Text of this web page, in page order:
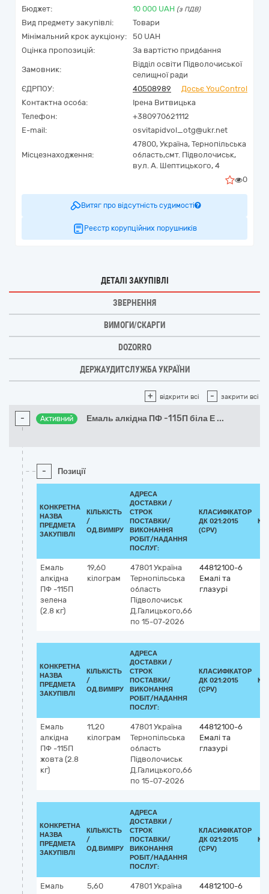
Бюджет: 10 000 UAH (з ПДВ)
Вид предмету закупівлі:
Товари
Мінімальний крок аукціону:
50 UAH
Оцінка пропозицій:
За вартістю придбання
Замовник:
Відділ освіти Підволочиської
селищної ради
ЄДРПОУ:
40508989
Досьє YouControl
Контактна особа:
Ірена Витвицька
Телефон:
+380970621112
E-mail:
osvitapidvol_otg@ukr.net
Місцезнаходження:
47800, Україна, Тернопільська
область,смт. Підволочиськ,
вул. А. Шептицького, 4
0
Витяг про відсутність судимості
Реєстр корупційних порушників
ДЕТАЛІ ЗАКУПІВЛІ
ЗВЕРНЕННЯ
ВИМОГИ/СКАРГИ
DOZORRO
ДЕРЖАУДИТСЛУЖБА УКРАЇНИ
+ відкрити всі - закрити всі
- Активний Емаль алкідна ПФ -115П біла Е ...
- Позиції
КОНКРЕТНА
НАЗВА
ПРЕДМЕТА
ЗАКУПІВЛІ
КІЛЬКІСТЬ
/
ОД.ВИМІРУ
АДРЕСА
ДОСТАВКИ /
СТРОК
ПОСТАВКИ/
ВИКОНАННЯ
РОБІТ/НАДАННЯ
ПОСЛУГ:
КЛАСИФІКАТОР
ДК 021:2015
(CPV)
Емаль
алкідна
ПФ -115П
зелена
(2.8 кг)
19,60
кілограм
47801 Україна
Тернопільська
область
Підволочиськ
Д.Галицького,66
по 15-07-2026
44812100-6
Емалі та
глазурі
КОНКРЕТНА
НАЗВА
ПРЕДМЕТА
ЗАКУПІВЛІ
КІЛЬКІСТЬ
/
ОД.ВИМІРУ
АДРЕСА
ДОСТАВКИ /
СТРОК
ПОСТАВКИ/
ВИКОНАННЯ
РОБІТ/НАДАННЯ
ПОСЛУГ:
КЛАСИФІКАТОР
ДК 021:2015
(CPV)
Емаль
алкідна
ПФ -115П
жовта (2.8
кг)
11,20
кілограм
47801 Україна
Тернопільська
область
Підволочиськ
Д.Галицького,66
по 15-07-2026
44812100-6
Емалі та
глазурі
КОНКРЕТНА
НАЗВА
ПРЕДМЕТА
ЗАКУПІВЛІ
КІЛЬКІСТЬ
/
ОД.ВИМІРУ
АДРЕСА
ДОСТАВКИ /
СТРОК
ПОСТАВКИ/
ВИКОНАННЯ
РОБІТ/НАДАННЯ
ПОСЛУГ:
КЛАСИФІКАТОР
ДК 021:2015
(CPV)
Емаль
5,60
47801 Україна
44812100-6